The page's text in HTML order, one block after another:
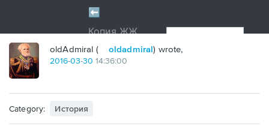
oldAdmiral ( oldadmiral) wrote,
2016-03-30 14:36:00
Category: История